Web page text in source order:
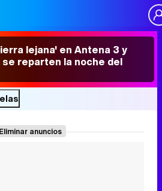
lejana' en Antena 3 y
se reparten la noche del
anuncios